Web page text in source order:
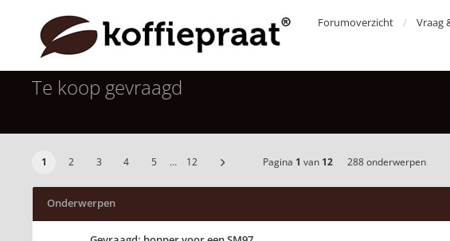
Forumoverzicht Vraag
Te koop gevraagd
1 2 3 4 5 … 12 Pagina 1 van 12 288 onderwerpen
Onderwerpen